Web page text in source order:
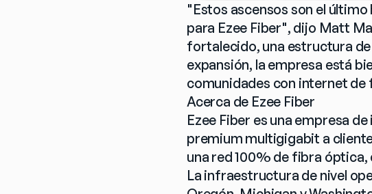
"Estos ascensos son el
para Ezee Fiber", dijo Matt
fortalecido, una estructura
expansión, la empresa está
comunidades con internet
Acerca de Ezee Fiber
Ezee Fiber es una empresa
premium multigigabit a
una red 100% de fibra óptica,
La infraestructura de nivel